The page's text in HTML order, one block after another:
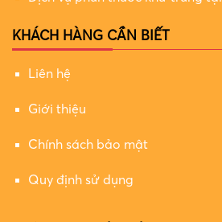
KHÁCH HÀNG CẦN BIẾT
Liên hệ
Giới thiệu
Chính sách bảo mật
Quy định sử dụng